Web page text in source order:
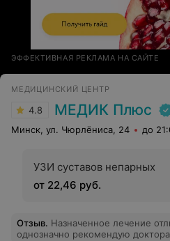
ЭФФЕКТИВНАЯ РЕКЛАМА НА САЙТЕ
МЕДИЦИНСКИЙ ЦЕНТР
4.8 МЕДИК Плюс
Минск, ул. Чюрлёниса, 24 до
УЗИ суставов непарных
от 22,46 руб.
Отзыв. Назначенное лечение
однозначно рекомендую